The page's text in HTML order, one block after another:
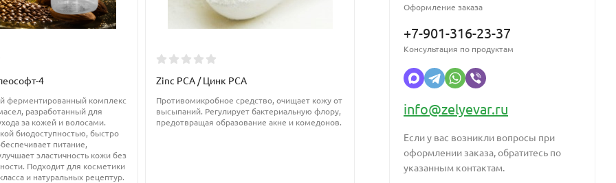
4
ферментированный комплекс
разработанный для
за кожей и волосами.
биодоступностью, быстро
питание,
эластичность кожи без
Подходит для косметики
и натуральных рецептур.
Zinc PCA / Цинк PCA
Противомикробное средство, очищает кожу от
высыпаний. Регулирует бактериальную флору,
предотвращая образование акне и комедонов.
Эмульгейд СМ (Emulgade CM) от 10л
комплексных эмульгаторов, позволяет
способом
Оформление заказа
+7-901-316-23-37
Консультация по продуктам
info@zelyevar.ru
Если у вас возникли вопросы при
оформлении заказа, обратитесь по
указанным контактам.